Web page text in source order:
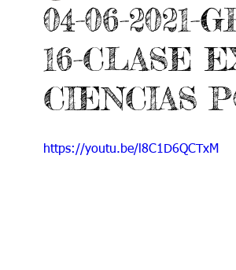
Grado 6 -1 Grado 6 -2 Grado 7 -1
04-06-2021-
16-CLASE
CIENCIAS
https://youtu.be/l8C1D6QCTxM